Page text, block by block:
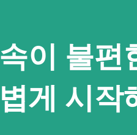
속이 불편
볍게 시작